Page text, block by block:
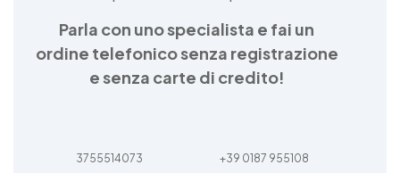
Parla con uno specialista e fai un
ordine telefonico senza registrazione
e senza carte di credito!
3755514073 +39 0187 955108